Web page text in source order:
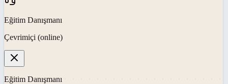
Eğitim Danışmanı
Çevrimiçi (online)
Eğitim Danışmanı